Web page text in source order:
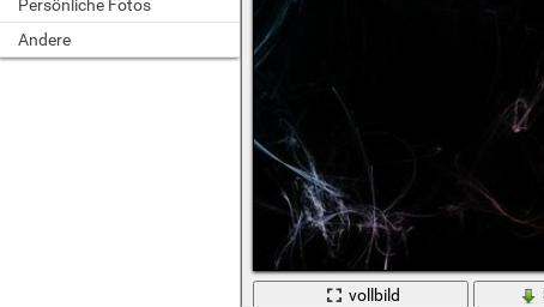
Persönliche Fotos
Andere
vollbild